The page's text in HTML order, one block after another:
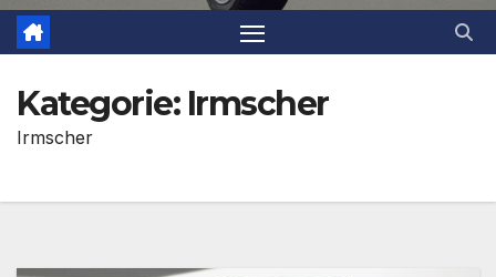
Kategorie: Irmscher
Irmscher